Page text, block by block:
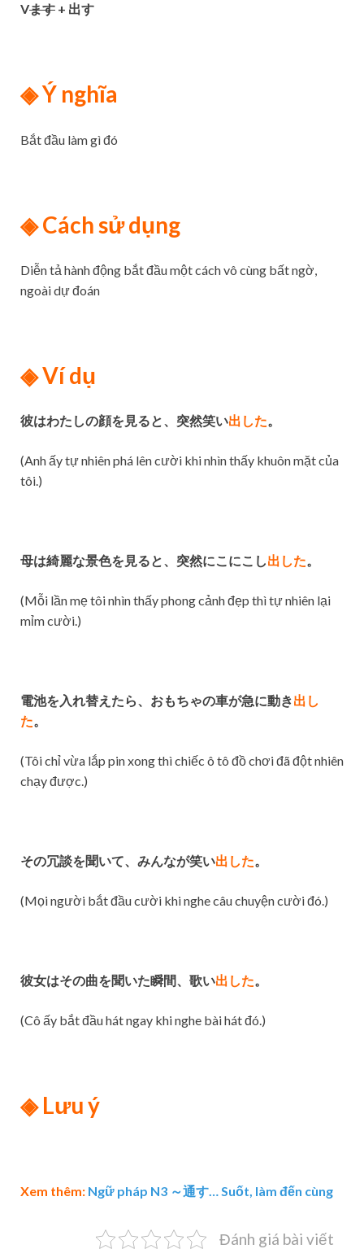
Vます + 出す
◈Ý nghĩa
Bắt đầu làm gì đó
◈Cách sử dụng
Diễn tả hành động bắt đầu một cách vô cùng bất ngờ,
ngoài dự đoán
◈Ví dụ
彼はわたしの顔を見ると、突然笑い出した。
(Anh ấy tự nhiên phá lên cười khi nhìn thấy khuôn mặt của
tôi.)
母は綺麗な景色を見ると、突然にこにこし出した。
(Mỗi lần mẹ tôi nhìn thấy phong cảnh đẹp thì tự nhiên lại
mỉm cười.)
電池を入れ替えたら、おもちゃの車が急に動き出し
た。
(Tôi chỉ vừa lắp pin xong thì chiếc ô tô đồ chơi đã đột nhiên
chạy được.)
その冗談を聞いて、みんなが笑い出した。
(Mọi người bắt đầu cười khi nghe câu chuyện cười đó.)
彼女はその曲を聞いた瞬間、歌い出した。
(Cô ấy bắt đầu hát ngay khi nghe bài hát đó.)
◈Lưu ý
Xem thêm: Ngữ pháp N3 ～通す… Suốt, làm đến cùng
Đánh giá bài viết